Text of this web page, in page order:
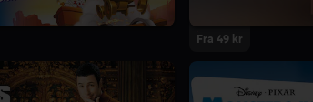
Fra 49 kr